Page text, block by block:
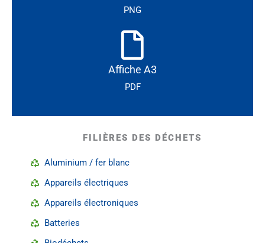
PNG
Affiche A3
PDF
FILIÈRES DES DÉCHETS
Aluminium / fer blanc
Appareils électriques
Appareils électroniques
Batteries